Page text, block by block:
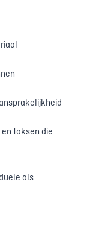
taksen die
als